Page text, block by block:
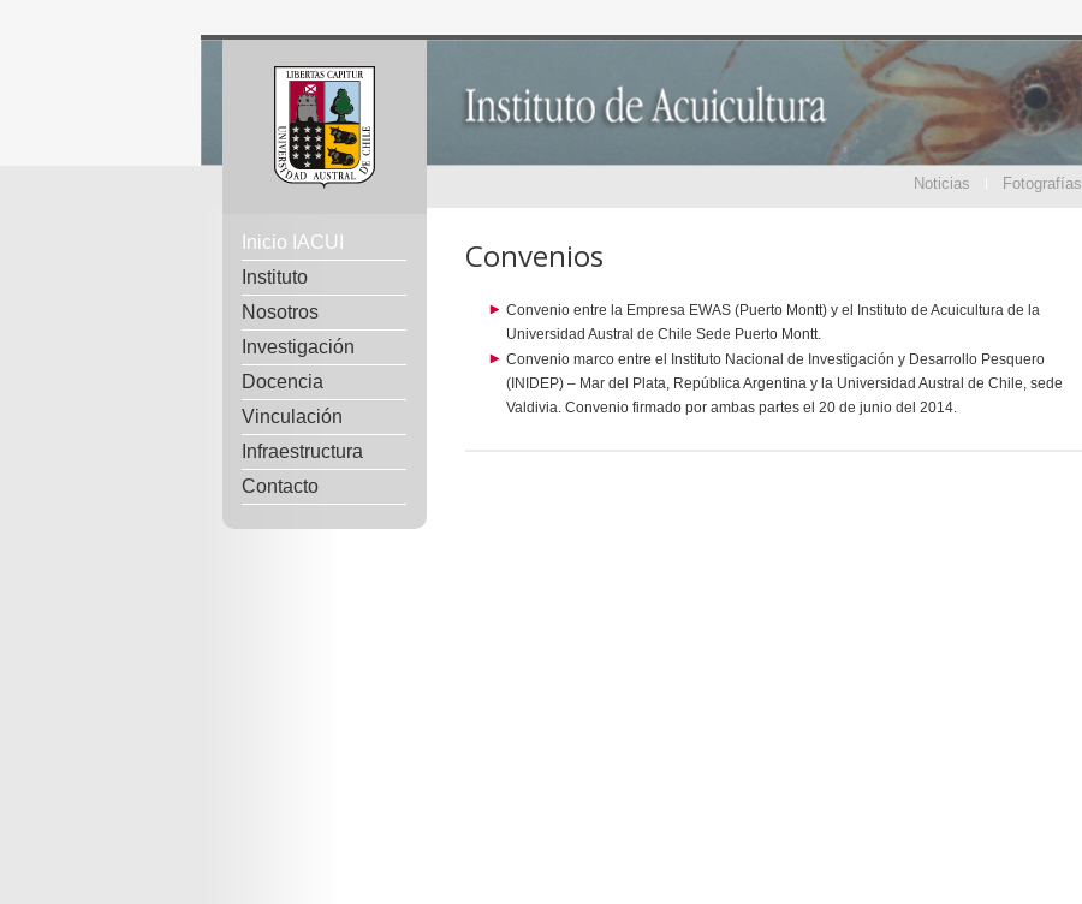
Inicio IACUI
Instituto
Nosotros
Investigación
Docencia
Vinculación
Infraestructura
Contacto
Noticias Fotografías
Convenios
Convenio entre la Empresa EWAS (Puerto Montt) y el Instituto de Acuicultura de la
Universidad Austral de Chile Sede Puerto Montt.
Convenio marco entre el Instituto Nacional de Investigación y Desarrollo Pesquero
(INIDEP) – Mar del Plata, República Argentina y la Universidad Austral de Chile, sede
Valdivia. Convenio firmado por ambas partes el 20 de junio del 2014.